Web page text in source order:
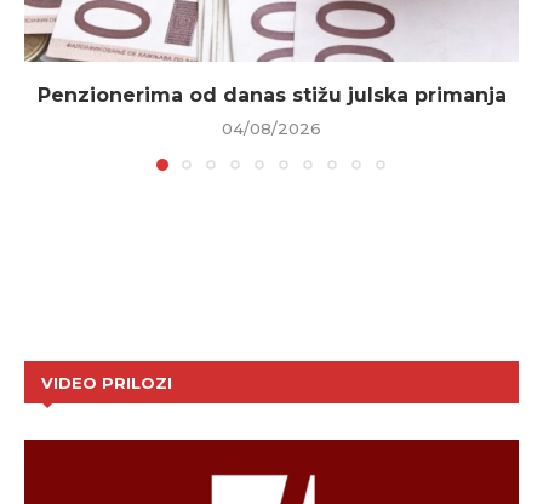
Penzionerima od danas stižu julska primanja
04/08/2026
VIDEO PRILOZI